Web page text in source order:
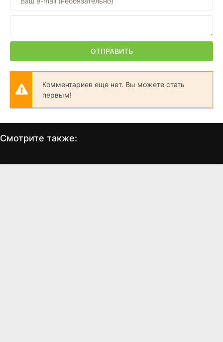
ОТПРАВИТЬ
Комментариев еще нет. Вы можете стать
первым!
Смотрите также:
Костолом Домашняя вечеринка